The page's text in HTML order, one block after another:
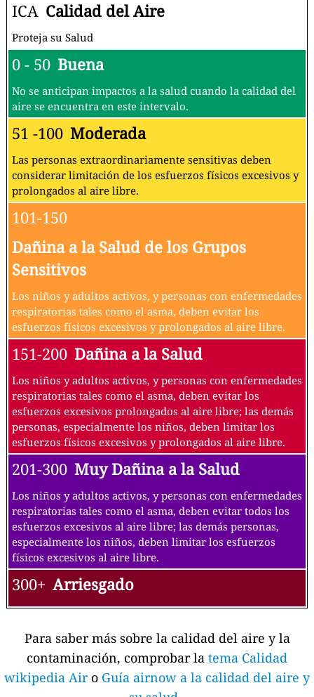
ICA Calidad del Aire
Proteja su Salud
0 - 50 Buena
No se anticipan impactos a la salud cuando la calidad del
aire se encuentra en este intervalo.
51 -100 Moderada
Las personas extraordinariamente sensitivas deben
considerar limitación de los esfuerzos físicos excesivos y
prolongados al aire libre.
101-150
Dañina a la Salud de los Grupos
Sensitivos
Los niños y adultos activos, y personas con enfermedades
respiratorias tales como el asma, deben evitar los
esfuerzos físicos excesivos y prolongados al aire libre.
151-200 Dañina a la Salud
Los niños y adultos activos, y personas con enfermedades
respiratorias tales como el asma, deben evitar los
esfuerzos excesivos prolongados al aire libre; las demás
personas, especialmente los niños, deben limitar los
esfuerzos físicos excesivos y prolongados al aire libre.
201-300 Muy Dañina a la Salud
Los niños y adultos activos, y personas con enfermedades
respiratorias tales como el asma, deben evitar todos los
esfuerzos excesivos al aire libre; las demás personas,
especialmente los niños, deben limitar los esfuerzos
físicos excesivos al aire libre.
300+ Arriesgado
Para saber más sobre la calidad del aire y la
contaminación, comprobar la tema Calidad
wikipedia Air o Guía airnow a la calidad del aire y